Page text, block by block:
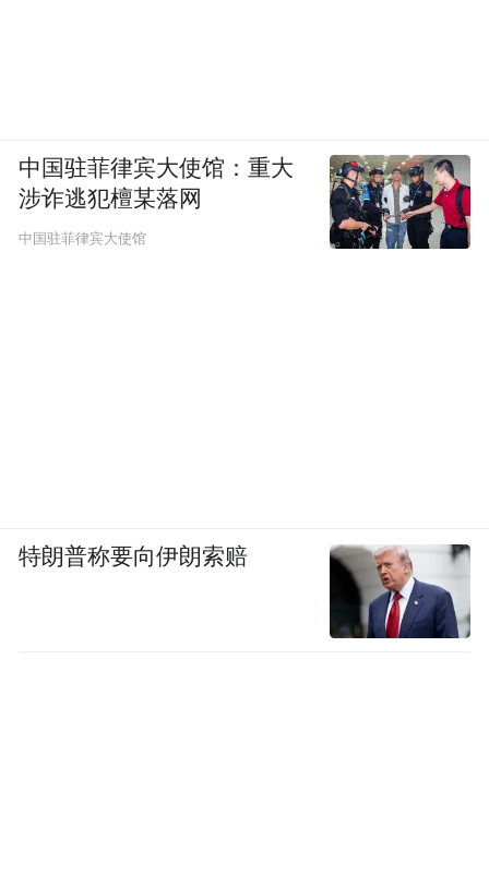
中国驻菲律宾大使馆：重大
涉诈逃犯檀某落网
中国驻菲律宾大使馆
特朗普称要向伊朗索赔